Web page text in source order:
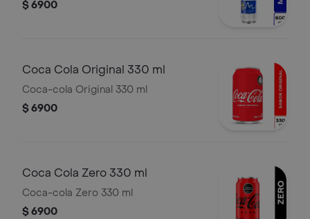
$ 6900
Coca Cola Original 330 ml
Coca-cola Original 330 ml
$ 6900
Coca Cola Zero 330 ml
Coca-cola Zero 330 ml
$ 6900